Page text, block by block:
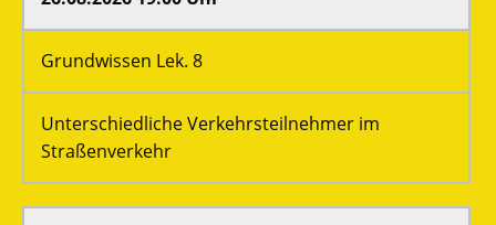
Grundwissen Lek. 8
Unterschiedliche Verkehrsteilnehmer im
Straßenverkehr